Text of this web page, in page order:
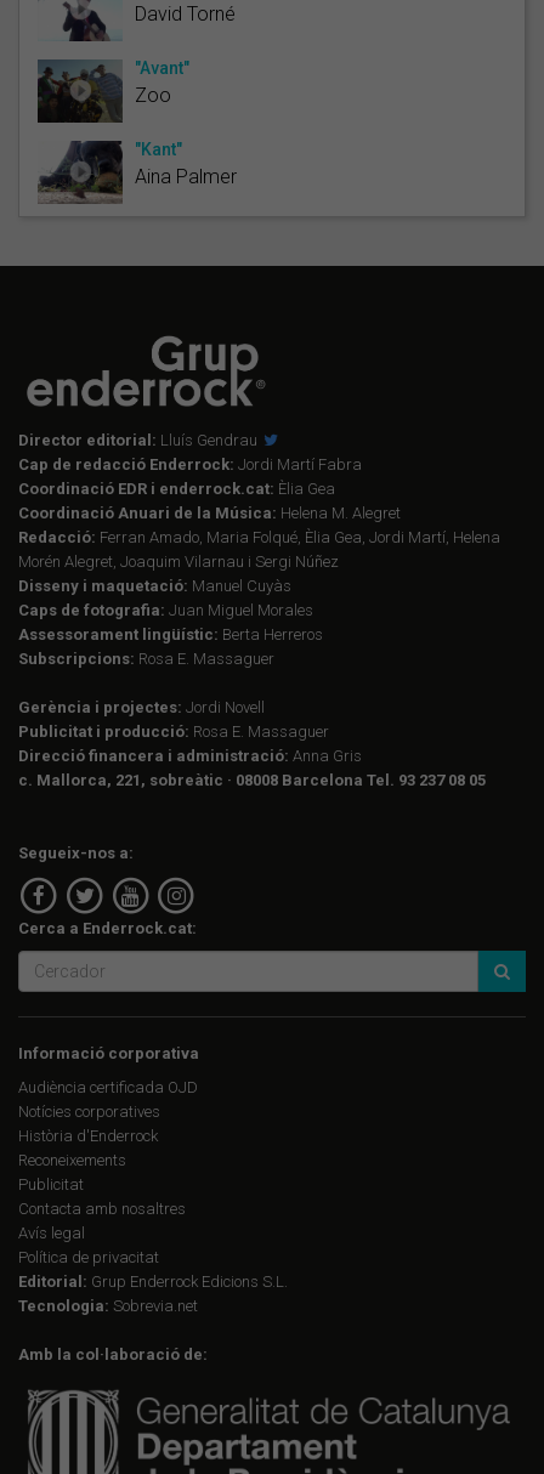
David Torné
"Avant"
Zoo
"Kant"
Aina Palmer
Director editorial: Lluís Gendrau
Cap de redacció Enderrock: Jordi Martí Fabra
Coordinació EDR i enderrock.cat: Èlia Gea
Coordinació Anuari de la Música: Helena M. Alegret
Redacció: Ferran Amado, Maria Folqué, Èlia Gea, Jordi Martí, Helena
Morén Alegret, Joaquim Vilarnau i Sergi Núñez
Disseny i maquetació: Manuel Cuyàs
Caps de fotografia: Juan Miguel Morales
Assessorament lingüístic: Berta Herreros
Subscripcions: Rosa E. Massaguer
Gerència i projectes: Jordi Novell
Publicitat i producció: Rosa E. Massaguer
Direcció financera i administració: Anna Gris
c. Mallorca, 221, sobreàtic · 08008 Barcelona Tel. 93 237 08 05
Segueix-nos a:
Cerca a Enderrock.cat:
Informació corporativa
Audiència certificada OJD
Notícies corporatives
Història d'Enderrock
Reconeixements
Publicitat
Contacta amb nosaltres
Avís legal
Política de privacitat
Editorial: Grup Enderrock Edicions S.L.
Tecnologia: Sobrevia.net
Amb la col·laboració de: